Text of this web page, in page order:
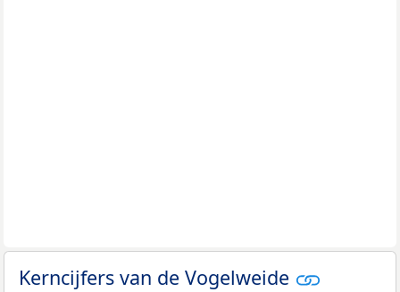
Kerncijfers van de Vogelweide